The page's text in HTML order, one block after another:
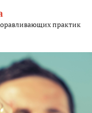
практик